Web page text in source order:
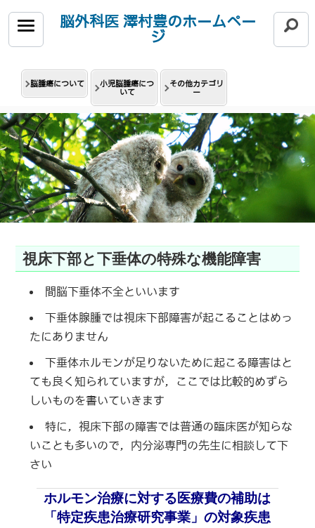
脳外科医 澤村豊のホームペー
ジ
MENU
脳腫瘍について
小児脳腫瘍につ
いて
その他カテゴリ
ー
視床下部と下垂体の特殊な機能障害
間脳下垂体不全といいます
下垂体腺腫では視床下部障害が起こることはめっ
たにありません
下垂体ホルモンが足りないために起こる障害はと
ても良く知られていますが，ここでは比較的めずら
しいものを書いていきます
特に，視床下部の障害では普通の臨床医が知らな
いことも多いので，内分泌専門の先生に相談して下
さい
ホルモン治療に対する医療費の補助は
「特定疾患治療研究事業」の対象疾患